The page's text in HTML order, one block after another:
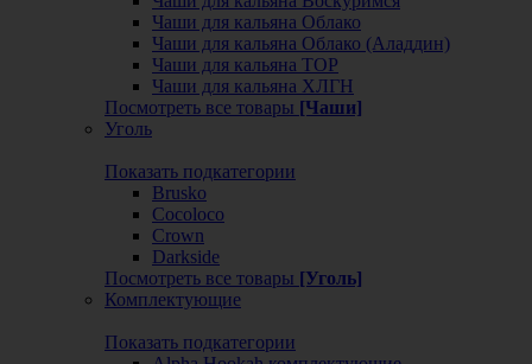
Чаши для кальяна Облако
Чаши для кальяна Облако (Аладдин)
Чаши для кальяна ТОР
Чаши для кальяна ХЛГН
Посмотреть все товары [Чаши]
Уголь
Показать подкатегории
Brusko
Cocoloco
Crown
Darkside
Посмотреть все товары [Уголь]
Комплектующие
Показать подкатегории